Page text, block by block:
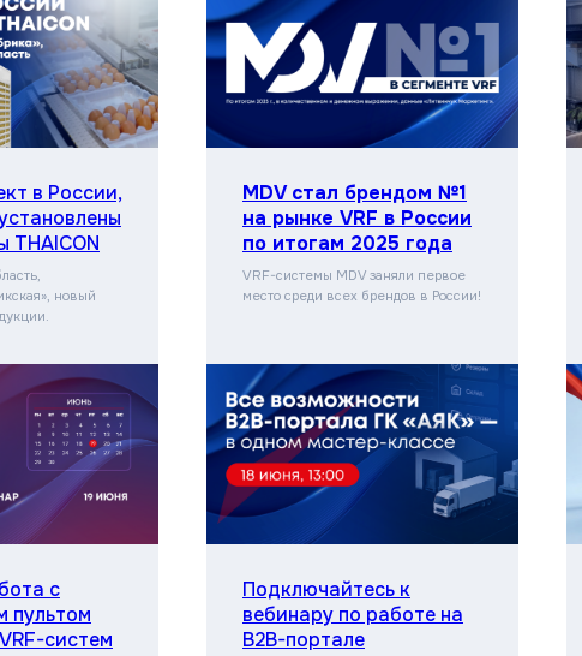
в России,
THAICON
новый
MDV стал брендом №1
на рынке VRF в России
по итогам 2025 года
VRF-системы MDV заняли первое
место среди всех брендов в России!
с
пультом
систем
Подключайтесь к
вебинару по работе на
B2B-портале